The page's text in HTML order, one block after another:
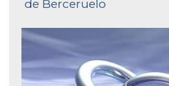
de Berceruelo